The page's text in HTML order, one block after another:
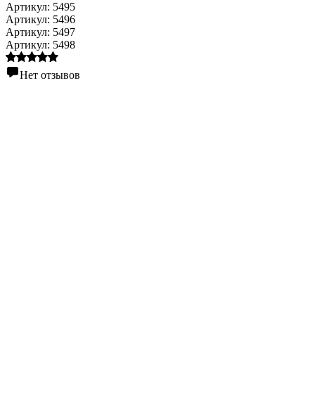
Артикул: 5495
Артикул: 5496
Артикул: 5497
Артикул: 5498
Нет отзывов